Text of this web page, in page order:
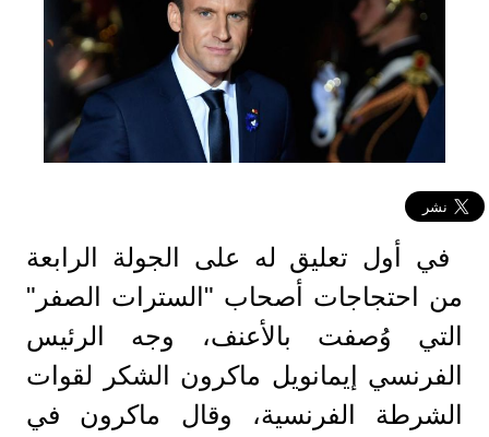
في أول تعليق له على الجولة الرابعة
من احتجاجات أصحاب "السترات الصفر"
التي وُصفت بالأعنف، وجه الرئيس
الفرنسي إيمانويل ماكرون الشكر لقوات
الشرطة الفرنسية، وقال ماكرون في